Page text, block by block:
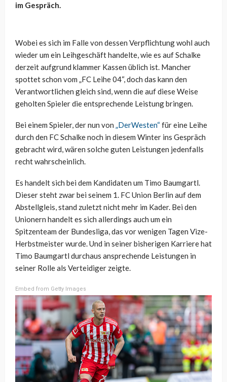
im Gespräch.
Wobei es sich im Falle von dessen Verpflichtung wohl auch
wieder um ein Leihgeschäft handelte, wie es auf Schalke
derzeit aufgrund klammer Kassen üblich ist. Mancher
spottet schon vom „FC Leihe 04“, doch das kann den
Verantwortlichen gleich sind, wenn die auf diese Weise
geholten Spieler die entsprechende Leistung bringen.
Bei einem Spieler, der nun von „DerWesten“für eine Leihe
durch den FC Schalke noch in diesem Winter ins Gespräch
gebracht wird, wären solche guten Leistungen jedenfalls
recht wahrscheinlich.
Es handelt sich bei dem Kandidaten um Timo Baumgartl.
Dieser steht zwar bei seinem 1. FC Union Berlin auf dem
Abstellgleis, stand zuletzt nicht mehr im Kader. Bei den
Unionern handelt es sich allerdings auch um ein
Spitzenteam der Bundesliga, das vor wenigen Tagen Vize-
Herbstmeister wurde. Und in seiner bisherigen Karriere hat
Timo Baumgartl durchaus ansprechende Leistungen in
seiner Rolle als Verteidiger zeigte.
Embed from Getty Images